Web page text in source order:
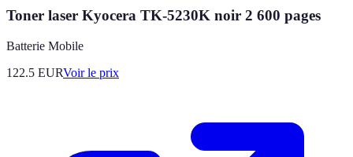
Toner laser Kyocera TK-5230K noir 2 600 pages
Batterie Mobile
122.5 EURVoir le prix